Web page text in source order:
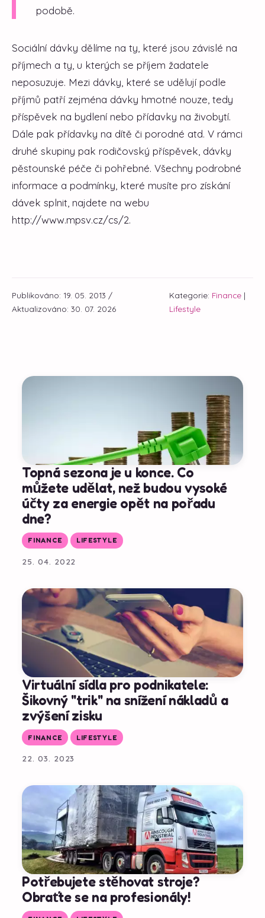
podobě.
Sociální dávky dělíme na ty, které jsou závislé na
příjmech a ty, u kterých se příjem žadatele
neposuzuje. Mezi dávky, které se udělují podle
příjmů patří zejména dávky hmotné nouze, tedy
příspěvek na bydlení nebo přídavky na živobytí.
Dále pak přídavky na dítě či porodné atd. V rámci
druhé skupiny pak rodičovský příspěvek, dávky
pěstounské péče či pohřebné. Všechny podrobné
informace a podmínky, které musíte pro získání
dávek splnit, najdete na webu
http://www.mpsv.cz/cs/2.
Publikováno: 19. 05. 2013 /
Aktualizováno: 30. 07. 2026
Kategorie: Finance |
Lifestyle
Topná sezona je u konce. Co
můžete udělat, než budou vysoké
účty za energie opět na pořadu
dne?
FINANCE LIFESTYLE
25. 04. 2022
Virtuální sídla pro podnikatele:
Šikovný "trik" na snížení nákladů a
zvýšení zisku
FINANCE LIFESTYLE
22. 03. 2023
Potřebujete stěhovat stroje?
Obraťte se na profesionály!